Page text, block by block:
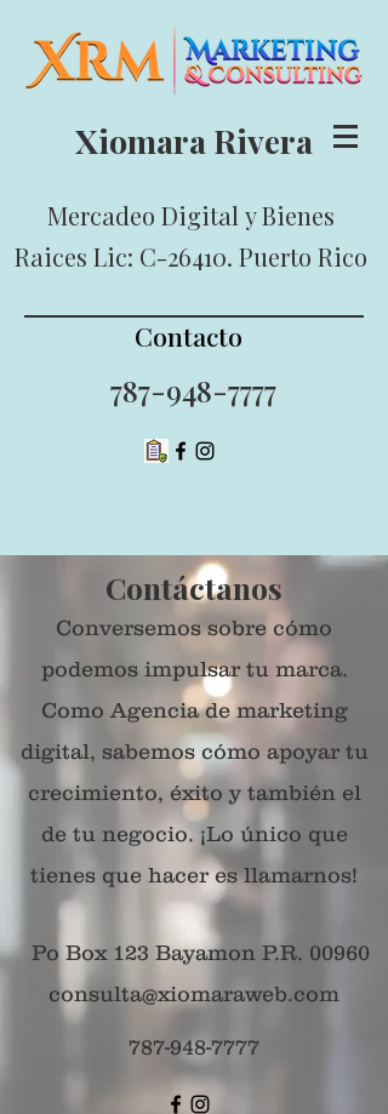
Xiomara Rivera
Mercadeo Digital y Bienes
Raices Lic: C-26410. Puerto Rico
Contacto
787-948-7777
Contáctanos
Conversemos sobre cómo
podemos impulsar tu marca.
Como Agencia de marketing
digital, sabemos cómo apoyar tu
crecimiento, éxito y también el
de tu negocio. ¡Lo único que
tienes que hacer es llamarnos!
Po Box 123 Bayamon P.R. 00960
consulta@xiomaraweb.com
787-948-7777